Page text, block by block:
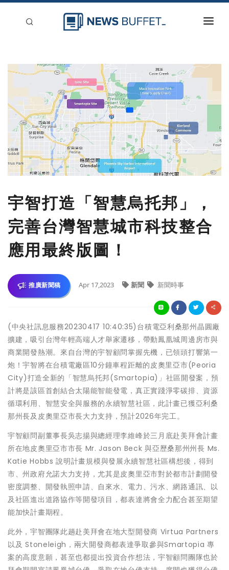
新聞稿分類
刊登
宇智打造「智慧烏托邦」，
完善台灣智慧城市科技整合
應用最終版圖！
推廣新聞稿 Apr 17,2023 新聞 新聞時事
(中央社訊息服務20230417 10:40:35)台積電亞利桑那州晶圓廠
擴建，吸引台灣年輕高端人才舉家遷移，帶動鳳凰城周邊房市與
商業開發熱潮。來自台灣的宇智顧問掌握先機，已領頭打響第一
炮！宇智將在台積電廠區10分鐘車程距離的皮奧里亞市(Peoria
City)打造全新的「智慧烏托邦(Smartopia)」社區開發案，預
計將是該區首創結合太陽能智能發電，真正實踐淨零碳排、資源
循環利用、智慧安全與服務的永續智慧社區，此計畫已獲亞利桑
那州長及皮奧里亞市長大力支持，預計2026年完工。
宇智顧問副董事長吳志揚與總經理李維峰於三月底赴美拜會計畫
所在地皮奧里亞市市長 Mr. Jason Beck 與亞歷桑那州州長 Ms.
Katie Hobbs 說明計畫規模與發展永續智慧社區構想後，得到
市、州政府允諾大力支持，尤其是皮奧里亞市對於都市計劃開發
密度調整、開發執照申請、自來水、電力、污水、網路通訊、以
及社區進出道路協作等開發項目，都表達將會全力配合甚至期望
能加快計畫期程。
此外，宇智團隊此趟赴美拜會在地大型開發商 Virtua Partners
以及 Stoneleigh，兩大開發商都表達爭取參與Smartopia 專
案的高度意願，甚至也都提出投資合作想法，宇智顧問團隊也於